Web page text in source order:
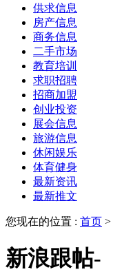
供求信息
房产信息
商务信息
二手市场
教育培训
求职招聘
招商加盟
创业投资
展会信息
旅游信息
休闲娱乐
体育健身
最新资讯
最新推文
您现在的位置 : 首页 >
新浪跟帖-